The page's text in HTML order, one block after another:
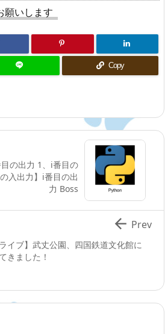
願いします
Copy
の出力 1、i番目の
入出力】i番目の出
力 Boss
ライブ】武丈公園、四国鉄道文化館に
きました！
 Prev